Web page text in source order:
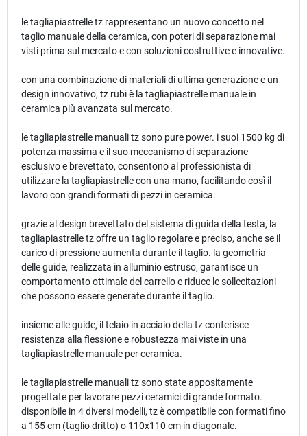
le tagliapiastrelle tz rappresentano un nuovo concetto nel
taglio manuale della ceramica, con poteri di separazione mai
visti prima sul mercato e con soluzioni costruttive e innovative.
con una combinazione di materiali di ultima generazione e un
design innovativo, tz rubi è la tagliapiastrelle manuale in
ceramica più avanzata sul mercato.
le tagliapiastrelle manuali tz sono pure power. i suoi 1500 kg di
potenza massima e il suo meccanismo di separazione
esclusivo e brevettato, consentono al professionista di
utilizzare la tagliapiastrelle con una mano, facilitando così il
lavoro con grandi formati di pezzi in ceramica.
grazie al design brevettato del sistema di guida della testa, la
tagliapiastrelle tz offre un taglio regolare e preciso, anche se il
carico di pressione aumenta durante il taglio. la geometria
delle guide, realizzata in alluminio estruso, garantisce un
comportamento ottimale del carrello e riduce le sollecitazioni
che possono essere generate durante il taglio.
insieme alle guide, il telaio in acciaio della tz conferisce
resistenza alla flessione e robustezza mai viste in una
tagliapiastrelle manuale per ceramica.
le tagliapiastrelle manuali tz sono state appositamente
progettate per lavorare pezzi ceramici di grande formato.
disponibile in 4 diversi modelli, tz è compatibile con formati fino
a 155 cm (taglio dritto) o 110x110 cm in diagonale.